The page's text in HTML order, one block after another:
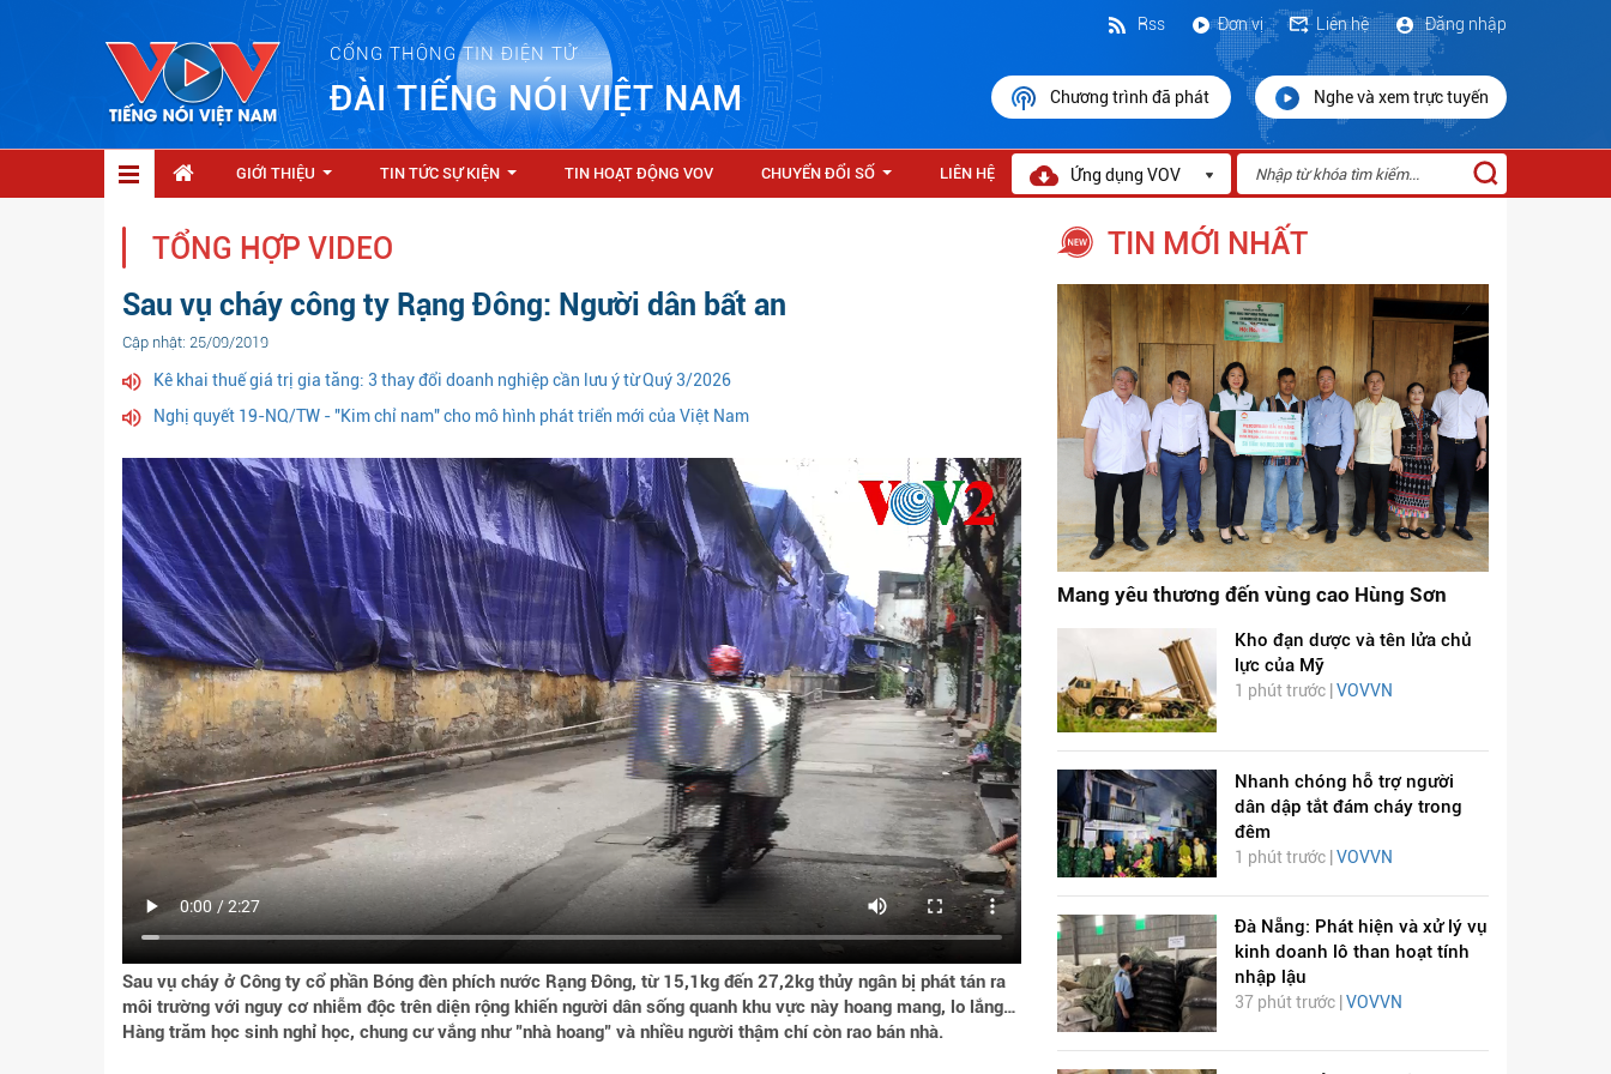
CỔNG THÔNG TIN ĐIỆN TỬ
ĐÀI TIẾNG NÓI VIỆT NAM
Đăng nhập
Liên hệ
Đơn vị
Rss
Chương trình đã phát Nghe và xem trực tuyến
GIỚI THIỆU TIN TỨC SỰ KIỆN TIN HOẠT ĐỘNG VOV CHUYỂN ĐỔI SỐ LIÊN HỆ Ứng dụng VOV
TỔNG HỢP VIDEO
Sau vụ cháy công ty Rạng Đông: Người dân bất an
Cập nhật: 25/09/2019
Kê khai thuế giá trị gia tăng: 3 thay đổi doanh nghiệp cần lưu ý từ Quý 3/2026
Nghị quyết 19-NQ/TW - "Kim chỉ nam" cho mô hình phát triển mới của Việt Nam
Sau vụ cháy ở Công ty cổ phần Bóng đèn phích nước Rạng Đông, từ 15,1kg đến 27,2kg thủy ngân bị phát tán ra
môi trường với nguy cơ nhiễm độc trên diện rộng khiến người dân sống quanh khu vực này hoang mang, lo lắng…
Hàng trăm học sinh nghỉ học, chung cư vắng như "nhà hoang" và nhiều người thậm chí còn rao bán nhà.
TIN MỚI NHẤT
Mang yêu thương đến vùng cao Hùng Sơn
Kho đạn dược và tên lửa chủ
lực của Mỹ
1 phút trước | VOVVN
Nhanh chóng hỗ trợ người
dân dập tắt đám cháy trong
đêm
1 phút trước | VOVVN
Đà Nẵng: Phát hiện và xử lý vụ
kinh doanh lô than hoạt tính
nhập lậu
37 phút trước |VOVVN